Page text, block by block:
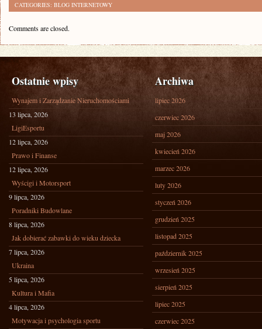
CATEGORIES: BLOG INTERNETOWY
Comments are closed.
Ostatnie wpisy
Wynajem i Zarządzanie Nieruchomościami
13 lipca, 2026
LigiEsportu
12 lipca, 2026
Prawo i Finanse
12 lipca, 2026
Wyścigi i Motorsport
9 lipca, 2026
Poradniki Budowlane
8 lipca, 2026
Jak dobierać zabawki do wieku dziecka
7 lipca, 2026
Ukraina
5 lipca, 2026
Kultura i Mafia
4 lipca, 2026
Motywacja i psychologia sportu
Archiwa
lipiec 2026
czerwiec 2026
maj 2026
kwiecień 2026
marzec 2026
luty 2026
styczeń 2026
grudzień 2025
listopad 2025
październik 2025
wrzesień 2025
sierpień 2025
lipiec 2025
czerwiec 2025